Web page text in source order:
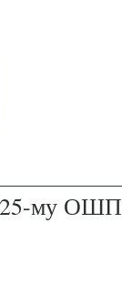
225-му ОШП